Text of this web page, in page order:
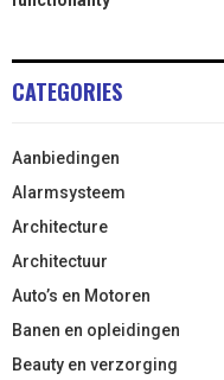
CATEGORIES
Aanbiedingen
Alarmsysteem
Architecture
Architectuur
Auto’s en Motoren
Banen en opleidingen
Beauty en verzorging